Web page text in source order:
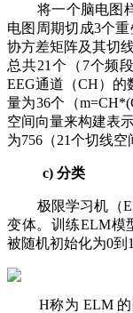
将一个脑电图样
电图周期切成3个
协方差矩阵及其切
总共21个（7个频
EEG通道（CH）的
量为36个（
空间向量来构建表
为756（21个切线空
c) 分类
极限学习机（
变体。训练ELM模
被随机初始化为0到
H称为 ELM 的